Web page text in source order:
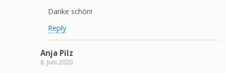
Danke schön!
Reply
Anja Pilz
8. Juni 2020